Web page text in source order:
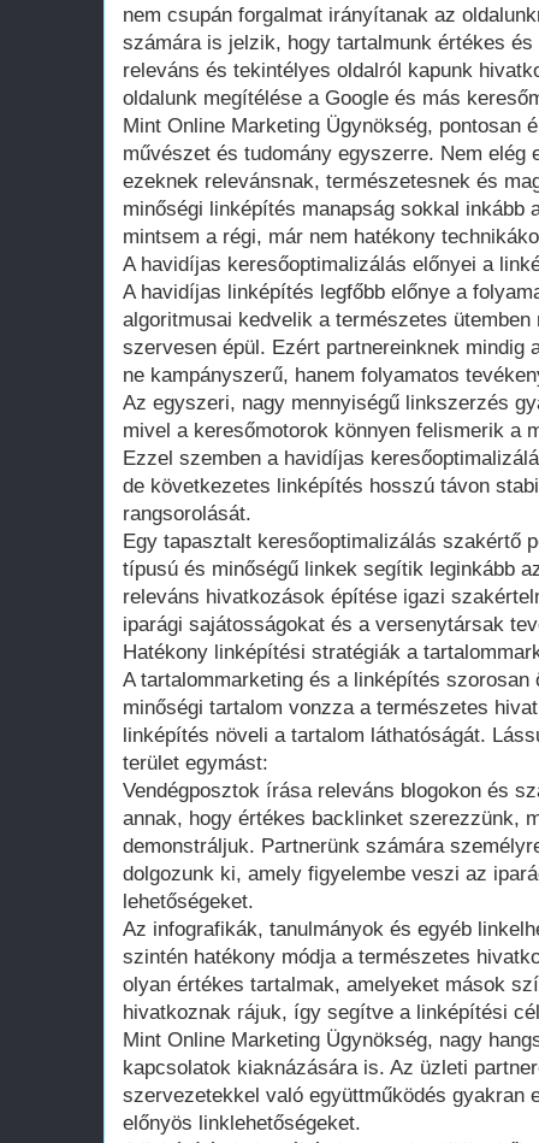
nem csupán forgalmat irányítanak az
számára is jelzik, hogy tartalmunk értékes
releváns és tekintélyes oldalról kapunk
oldalunk megítélése a Google és más
Mint Online Marketing Ügynökség, pontosan
művészet és tudomány egyszerre. Nem elég
ezeknek relevánsnak, természetesnek és
minőségi linképítés manapság sokkal inkább
mintsem a régi, már nem hatékony
A havidíjas keresőoptimalizálás előnyei a
A havidíjas linképítés legfőbb előnye a
algoritmusai kedvelik a természetes
szervesen épül. Ezért partnereinknek mindig
ne kampányszerű, hanem folyamatos
Az egyszeri, nagy mennyiségű linkszerzés
mivel a keresőmotorok könnyen felismerik a
Ezzel szemben a havidíjas
de következetes linképítés hosszú távon
rangsorolását.
Egy tapasztalt keresőoptimalizálás szakértő
típusú és minőségű linkek segítik leginkább
releváns hivatkozások építése igazi
iparági sajátosságokat és a versenytársak
Hatékony linképítési stratégiák a
A tartalommarketing és a linképítés szorosan
minőségi tartalom vonzza a természetes
linképítés növeli a tartalom láthatóságát.
terület egymást:
Vendégposztok írása releváns blogokon és
annak, hogy értékes backlinket szerezzünk,
demonstráljuk. Partnerünk számára
dolgozunk ki, amely figyelembe veszi az
lehetőségeket.
Az infografikák, tanulmányok és egyéb
szintén hatékony módja a természetes
olyan értékes tartalmak, amelyeket mások
hivatkoznak rájuk, így segítve a linképítési
Mint Online Marketing Ügynökség, nagy
kapcsolatok kiaknázására is. Az üzleti
szervezetekkel való együttműködés gyakran
előnyös linklehetőségeket.